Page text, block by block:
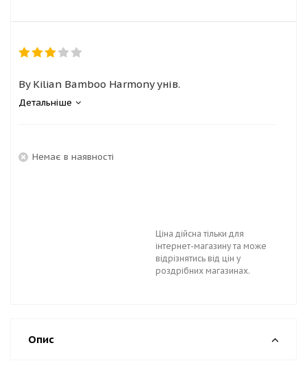
By Kilian Bamboo Harmony унів.
Детальніше
Немає в наявності
Ціна дійсна тільки для
інтернет-магазину та може
відрізнятись від цін у
роздрібних магазинах.
Опис